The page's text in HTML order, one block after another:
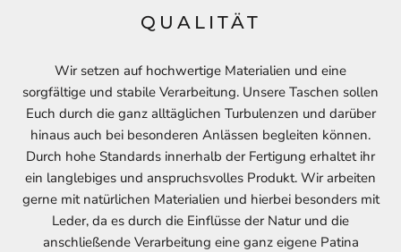
QUALITÄT
Wir setzen auf hochwertige Materialien und eine
sorgfältige und stabile Verarbeitung. Unsere Taschen sollen
Euch durch die ganz alltäglichen Turbulenzen und darüber
hinaus auch bei besonderen Anlässen begleiten können.
Durch hohe Standards innerhalb der Fertigung erhaltet ihr
ein langlebiges und anspruchsvolles Produkt. Wir arbeiten
gerne mit natürlichen Materialien und hierbei besonders mit
Leder, da es durch die Einflüsse der Natur und die
anschließende Verarbeitung eine ganz eigene Patina